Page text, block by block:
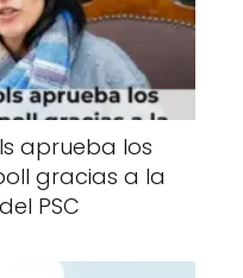
aprueba los
gracias a la
PSC